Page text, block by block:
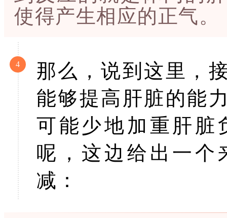
使得产生相应的正气。
4
那么，说到这里，
能够提高肝脏的能
可能少地加重肝脏
呢，这边给出一个
减：